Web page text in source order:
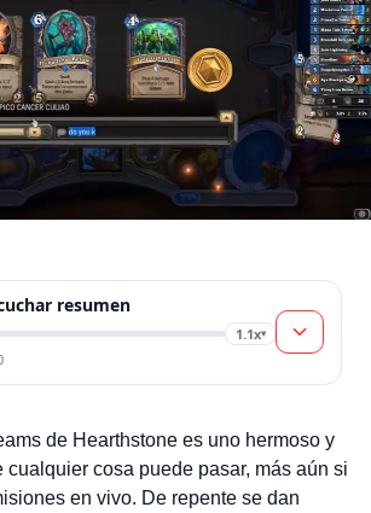
resumen
1.1x▾
de Hearthstone es uno hermoso y
cosa puede pasar, más aún si
en vivo. De repente se dan